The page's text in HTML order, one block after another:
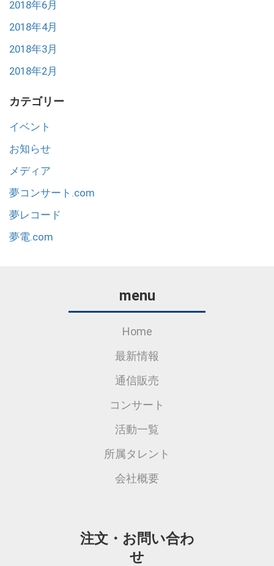
2018年6月
2018年4月
2018年3月
2018年2月
カテゴリー
イベント
お知らせ
メディア
夢コンサート.com
夢レコード
夢電.com
menu
Home
最新情報
通信販売
コンサート
活動一覧
所属タレント
会社概要
注文・お問い合わ
せ